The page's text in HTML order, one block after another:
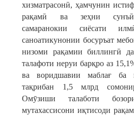
хизматрасонӣ, ҳамчунин
рақамӣ ва зеҳни
самаранокии сиёсати
саноатикунонии босуръат
низоми рақамии биллингӣ
талафоти неруи барқро аз
ва воридшавии маблағ ба
тақрибан 1,5 млрд
Омӯзиши талаботи
мутахассисони иқтисоди